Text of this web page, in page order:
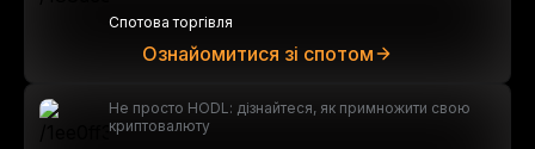
Спотова торгівля
Ознайомитися зі спотом
Не просто HODL: дізнайтеся, як примножити свою
криптовалюту